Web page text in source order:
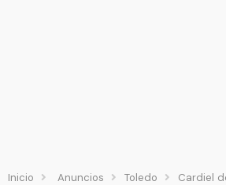
Inicio Anuncios Toledo Cardiel